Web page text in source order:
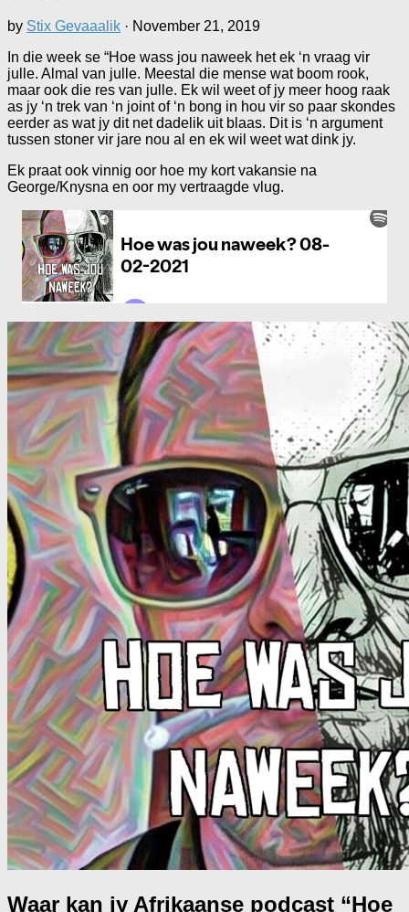
by Stix Gevaaalik · November 21, 2019
In die week se “Hoe wass jou naweek het ek ‘n vraag vir
julle. Almal van julle. Meestal die mense wat boom rook,
maar ook die res van julle. Ek wil weet of jy meer hoog raak
as jy ‘n trek van ‘n joint of ‘n bong in hou vir so paar skondes
eerder as wat jy dit net dadelik uit blaas. Dit is ‘n argument
tussen stoner vir jare nou al en ek wil weet wat dink jy.
Ek praat ook vinnig oor hoe my kort vakansie na
George/Knysna en oor my vertraagde vlug.
Waar kan jy Afrikaanse podcast “Hoe